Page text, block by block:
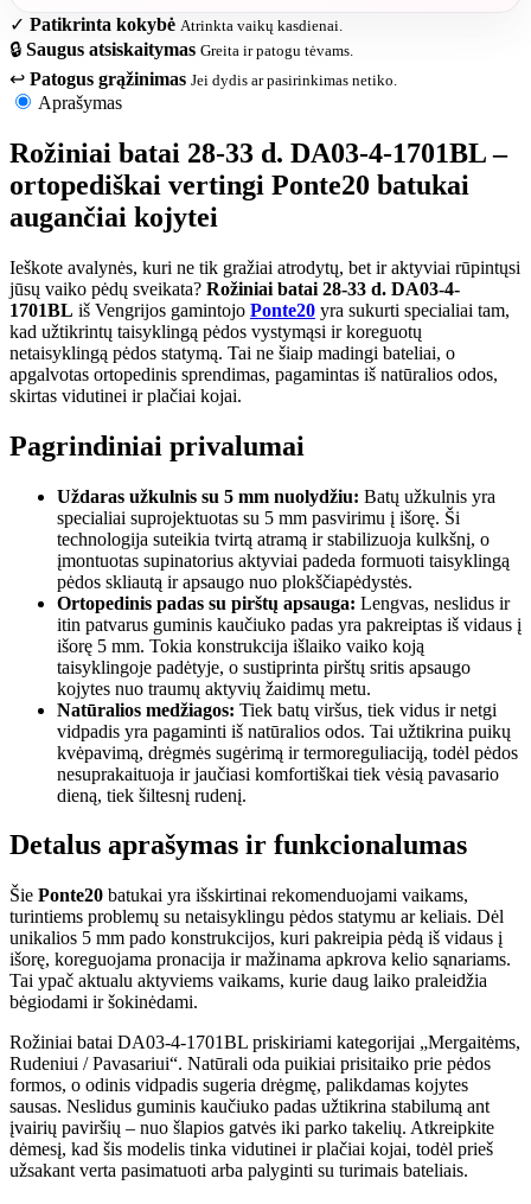
✓ Patikrinta kokybė Atrinkta vaikų kasdienai.
🔒 Saugus atsiskaitymas Greita ir patogu tėvams.
↩ Patogus grąžinimas Jei dydis ar pasirinkimas netiko.
Aprašymas
Rožiniai batai 28-33 d. DA03-4-1701BL –
ortopediškai vertingi Ponte20 batukai
augančiai kojytei
Ieškote avalynės, kuri ne tik gražiai atrodytų, bet ir aktyviai rūpintųsi
jūsų vaiko pėdų sveikata? Rožiniai batai 28-33 d. DA03-4-
1701BL iš Vengrijos gamintojo Ponte20 yra sukurti specialiai tam,
kad užtikrintų taisyklingą pėdos vystymąsi ir koreguotų
netaisyklingą pėdos statymą. Tai ne šiaip madingi bateliai, o
apgalvotas ortopedinis sprendimas, pagamintas iš natūralios odos,
skirtas vidutinei ir plačiai kojai.
Pagrindiniai privalumai
Uždaras užkulnis su 5 mm nuolydžiu: Batų užkulnis yra
specialiai suprojektuotas su 5 mm pasvirimu į išorę. Ši
technologija suteikia tvirtą atramą ir stabilizuoja kulkšnį, o
įmontuotas supinatorius aktyviai padeda formuoti taisyklingą
pėdos skliautą ir apsaugo nuo plokščiapėdystės.
Ortopedinis padas su pirštų apsauga: Lengvas, neslidus ir
itin patvarus guminis kaučiuko padas yra pakreiptas iš vidaus į
išorę 5 mm. Tokia konstrukcija išlaiko vaiko koją
taisyklingoje padėtyje, o sustiprinta pirštų sritis apsaugo
kojytes nuo traumų aktyvių žaidimų metu.
Natūralios medžiagos: Tiek batų viršus, tiek vidus ir netgi
vidpadis yra pagaminti iš natūralios odos. Tai užtikrina puikų
kvėpavimą, drėgmės sugėrimą ir termoreguliaciją, todėl pėdos
nesuprakaituoja ir jaučiasi komfortiškai tiek vėsią pavasario
dieną, tiek šiltesnį rudenį.
Detalus aprašymas ir funkcionalumas
Šie Ponte20 batukai yra išskirtinai rekomenduojami vaikams,
turintiems problemų su netaisyklingu pėdos statymu ar keliais. Dėl
unikalios 5 mm pado konstrukcijos, kuri pakreipia pėdą iš vidaus į
išorę, koreguojama pronacija ir mažinama apkrova kelio sąnariams.
Tai ypač aktualu aktyviems vaikams, kurie daug laiko praleidžia
bėgiodami ir šokinėdami.
Rožiniai batai DA03-4-1701BL priskiriami kategorijai „Mergaitėms,
Rudeniui / Pavasariui“. Natūrali oda puikiai prisitaiko prie pėdos
formos, o odinis vidpadis sugeria drėgmę, palikdamas kojytes
sausas. Neslidus guminis kaučiuko padas užtikrina stabilumą ant
įvairių paviršių – nuo šlapios gatvės iki parko takelių. Atkreipkite
dėmesį, kad šis modelis tinka vidutinei ir plačiai kojai, todėl prieš
užsakant verta pasimatuoti arba palyginti su turimais bateliais.